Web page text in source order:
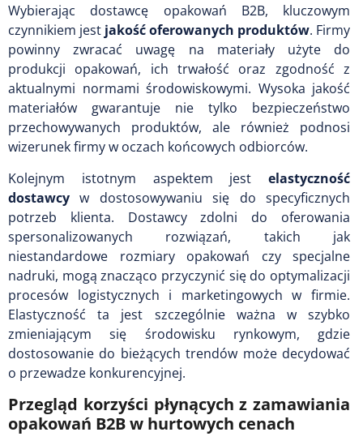
Wybierając dostawcę opakowań B2B, kluczowym
czynnikiem jest jakość oferowanych produktów. Firmy
powinny zwracać uwagę na materiały użyte do
produkcji opakowań, ich trwałość oraz zgodność z
aktualnymi normami środowiskowymi. Wysoka jakość
materiałów gwarantuje nie tylko bezpieczeństwo
przechowywanych produktów, ale również podnosi
wizerunek firmy w oczach końcowych odbiorców.
Kolejnym istotnym aspektem jest elastyczność
dostawcy w dostosowywaniu się do specyficznych
potrzeb klienta. Dostawcy zdolni do oferowania
spersonalizowanych rozwiązań, takich jak
niestandardowe rozmiary opakowań czy specjalne
nadruki, mogą znacząco przyczynić się do optymalizacji
procesów logistycznych i marketingowych w firmie.
Elastyczność ta jest szczególnie ważna w szybko
zmieniającym się środowisku rynkowym, gdzie
dostosowanie do bieżących trendów może decydować
o przewadze konkurencyjnej.
Przegląd korzyści płynących z zamawiania
opakowań B2B w hurtowych cenach